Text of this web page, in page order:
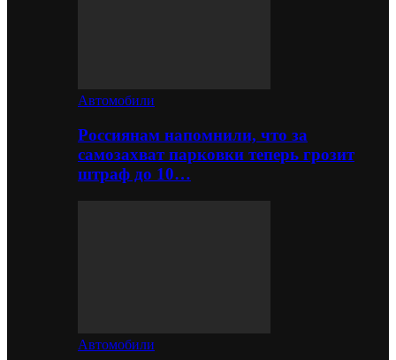
Автомобили
Россиянам напомнили, что за
самозахват парковки теперь грозит
штраф до 10…
Автомобили